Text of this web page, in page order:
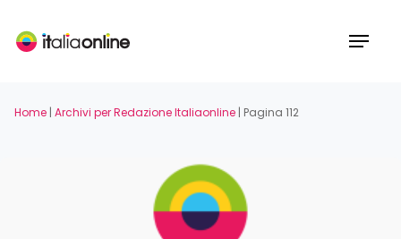
main
Menu
Home | Archivi per Redazione Italiaonline | Pagina 112